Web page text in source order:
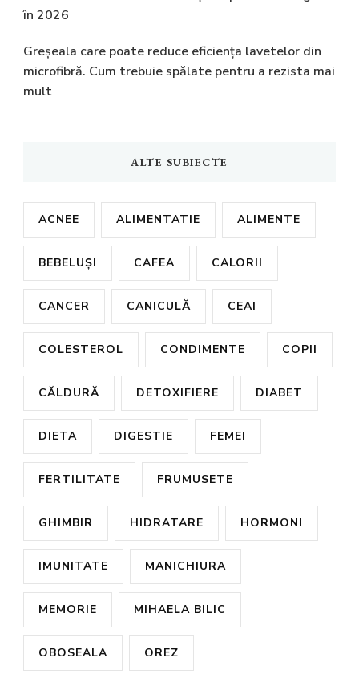
în 2026
Greșeala care poate reduce eficiența lavetelor din
microfibră. Cum trebuie spălate pentru a rezista mai
mult
ALTE SUBIECTE
ACNEE ALIMENTATIE ALIMENTE
BEBELUȘI CAFEA CALORII
CANCER CANICULĂ CEAI
COLESTEROL CONDIMENTE COPII
CĂLDURĂ DETOXIFIERE DIABET
DIETA DIGESTIE FEMEI
FERTILITATE FRUMUSETE
GHIMBIR HIDRATARE HORMONI
IMUNITATE MANICHIURA
MEMORIE MIHAELA BILIC
OBOSEALA OREZ